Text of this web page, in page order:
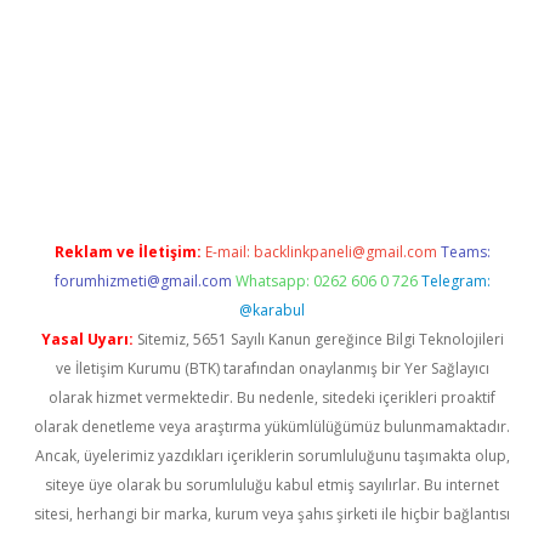
Reklam ve İletişim: E-mail: backlinkpaneli@gmail.com Teams:
forumhizmeti@gmail.com Whatsapp: 0262 606 0 726 Telegram:
@karabul
Yasal Uyarı: Sitemiz, 5651 Sayılı Kanun gereğince Bilgi Teknolojileri
ve İletişim Kurumu (BTK) tarafından onaylanmış bir Yer Sağlayıcı
olarak hizmet vermektedir. Bu nedenle, sitedeki içerikleri proaktif
olarak denetleme veya araştırma yükümlülüğümüz bulunmamaktadır.
Ancak, üyelerimiz yazdıkları içeriklerin sorumluluğunu taşımakta olup,
siteye üye olarak bu sorumluluğu kabul etmiş sayılırlar. Bu internet
sitesi, herhangi bir marka, kurum veya şahıs şirketi ile hiçbir bağlantısı